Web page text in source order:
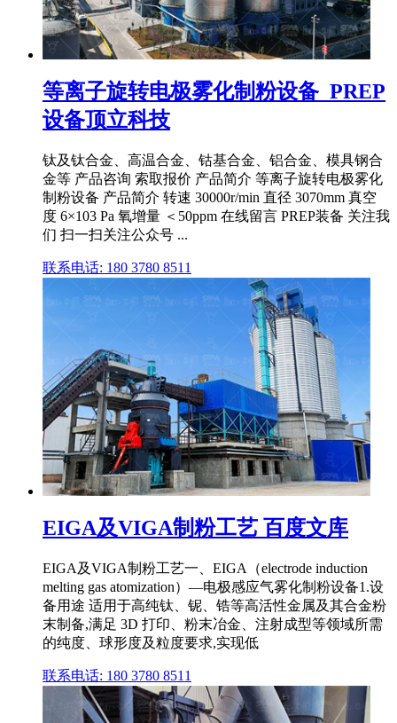
等离子旋转电极雾化制粉设备_PREP
设备顶立科技
钛及钛合金、高温合金、钴基合金、铝合金、模具钢合
金等 产品咨询 索取报价 产品简介 等离子旋转电极雾化
制粉设备 产品简介 转速 30000r/min 直径 3070mm 真空
度 6×103 Pa 氧增量 ＜50ppm 在线留言 PREP装备 关注我
们 扫一扫关注公众号 ...
联系电话: 180 3780 8511
EIGA及VIGA制粉工艺 百度文库
EIGA及VIGA制粉工艺一、EIGA（electrode induction
melting gas atomization）—电极感应气雾化制粉设备1.设
备用途 适用于高纯钛、铌、锆等高活性金属及其合金粉
末制备,满足 3D 打印、粉末冶金、注射成型等领域所需
的纯度、球形度及粒度要求,实现低
联系电话: 180 3780 8511